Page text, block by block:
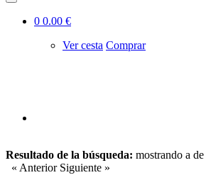
0 0.00 €
Ver cesta Comprar
Resultado de la búsqueda: mostrando a de
« Anterior Siguiente »